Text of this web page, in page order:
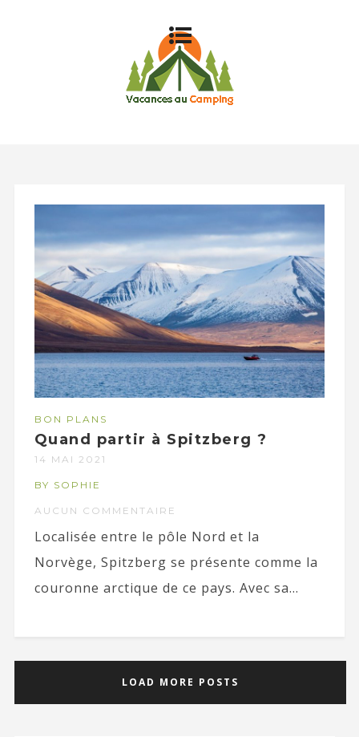
BON PLANS
Quand partir à Spitzberg ?
14 MAI 2021
BY SOPHIE
AUCUN COMMENTAIRE
Localisée entre le pôle Nord et la
Norvège, Spitzberg se présente comme la
couronne arctique de ce pays. Avec sa...
LOAD MORE POSTS